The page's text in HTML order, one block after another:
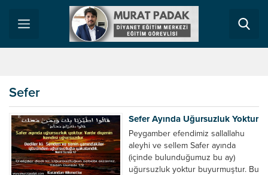
Sefer
Sefer Ayında Uğursuzluk Yoktur
Peygamber efendimiz sallallahu
aleyhi ve sellem Safer ayında
(içinde bulunduğumuz bu ay)
uğursuzluk yoktur buyurmuştur. Bu